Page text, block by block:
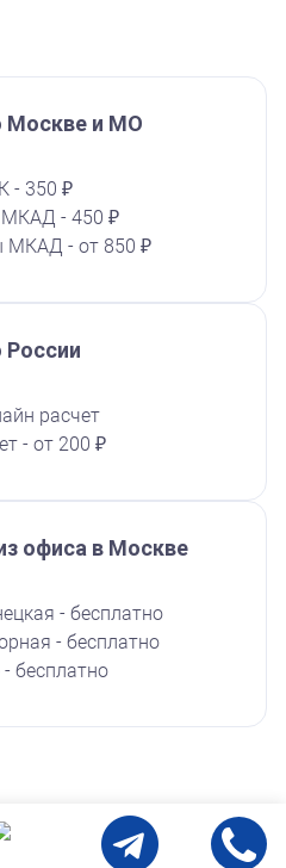
NORIS
25 мл
Москве и МО
- 350 ₽
МКАД - 450 ₽
МКАД - от 850 ₽
России
расчет
- от 200 ₽
офиса в Москве
- бесплатно
- бесплатно
бесплатно